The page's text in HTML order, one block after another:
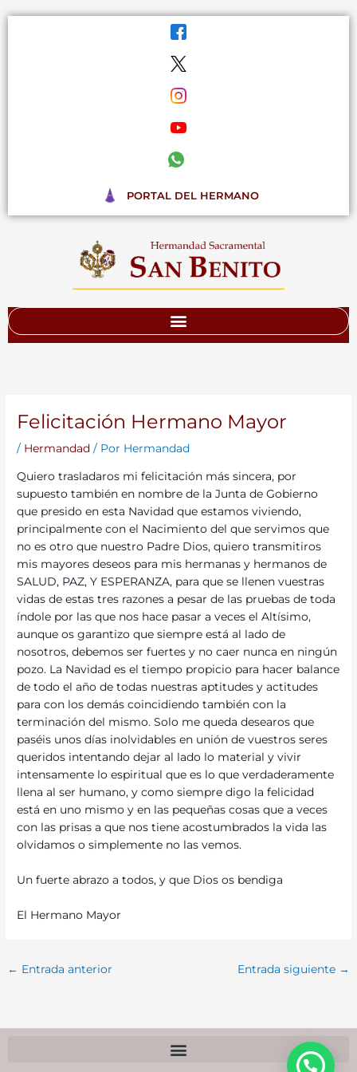
PORTAL DEL HERMANO
Felicitación Hermano Mayor
/ Hermandad / Por Hermandad
Quiero trasladaros mi felicitación más sincera, por
supuesto también en nombre de la Junta de Gobierno
que presido en esta Navidad que estamos viviendo,
principalmente con el Nacimiento del que servimos que
no es otro que nuestro Padre Dios, quiero transmitiros
mis mayores deseos para mis hermanas y hermanos de
SALUD, PAZ, Y ESPERANZA, para que se llenen vuestras
vidas de estas tres razones a pesar de las pruebas de toda
índole por las que nos hace pasar a veces el Altísimo,
aunque os garantizo que siempre está al lado de
nosotros, debemos ser fuertes y no caer nunca en ningún
pozo. La Navidad es el tiempo propicio para hacer balance
de todo el año de todas nuestras aptitudes y actitudes
para con los demás coincidiendo también con la
terminación del mismo. Solo me queda desearos que
paséis unos días inolvidables en unión de vuestros seres
queridos intentando dejar al lado lo material y vivir
intensamente lo espiritual que es lo que verdaderamente
llena al ser humano, y como siempre digo la felicidad
está en uno mismo y en las pequeñas cosas que a veces
con las prisas a que nos tiene acostumbrados la vida las
olvidamos o simplemente no las vemos.
Un fuerte abrazo a todos, y que Dios os bendiga
El Hermano Mayor
← Entrada anterior Entrada siguiente →